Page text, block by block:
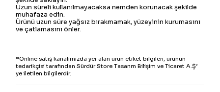
Uzun süreli kullanılmayacaksa nemden korunacak şekilde
muhafaza edin.
Ürünü uzun süre yağsız bırakmamak, yüzeyinin kurumasını
ve çatlamasını önler.
*Online satış kanalımızda yer alan ürün etiket bilgileri, ürünün
tedarikçisi tarafından Sürdür Store Tasarım Bilişim ve Ticaret A.Ş’
ye iletilen bilgilerdir.